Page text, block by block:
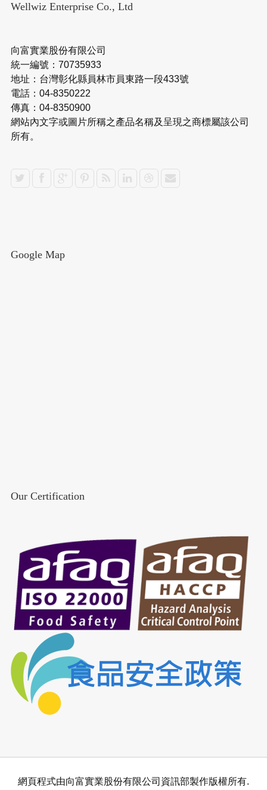
Wellwiz Enterprise Co., Ltd
向富實業股份有限公司
統一編號：70735933
地址：台灣彰化縣員林市員東路一段433號
電話：04-8350222
傳真：04-8350900
網站內文字或圖片所稱之產品名稱及呈現之商標屬該公司
所有。
Google Map
Our Certification
網頁程式由向富實業股份有限公司資訊部製作版權所有.